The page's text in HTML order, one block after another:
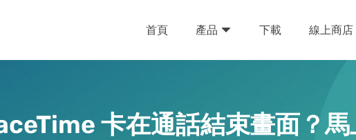
首頁 產品 下載 線上商店
卡在通話結束畫面？馬